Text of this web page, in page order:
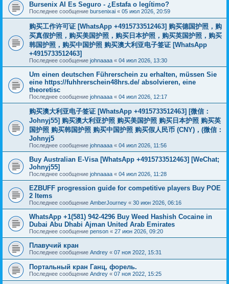
Bursenix AI Es Seguro - ¿Estafa o legítimo?
Последнее сообщение bursenixai « 05 июл 2026, 20:59
购买工作许可证 [WhatsApp +4915733512463] 购买德国护照，购
买真假护照，购买美国护照，购买日本护照，购买英国护照，购买
韩国护照，购买中国护照 购买澳大利亚电子签证 [WhatsApp
+4915733512463]
Последнее сообщение johnaaaa « 04 июл 2026, 13:30
Um einen deutschen Führerschein zu erhalten, müssen Sie
eine https://fuhhrerschein48hrs.de/ absolvieren, eine
theoretisc
Последнее сообщение johnaaaa « 04 июл 2026, 12:17
购买澳大利亚电子签证 [WhatsApp +4915733512463] [微信：
Johnyj55] 购买澳大利亚护照 购买美国护照 购买日本护照 购买英
国护照 购买韩国护照 购买中国护照 购买假人民币 (CNY)，(微信：
Johnyj5
Последнее сообщение johnaaaa « 04 июл 2026, 11:56
Buy Australian E-Visa [WhatsApp +4915733512463] [WeChat;
Johnyj55]
Последнее сообщение johnaaaa « 04 июл 2026, 11:28
EZBUFF progression guide for competitive players Buy POE
2 Items
Последнее сообщение AmberJourney « 30 июн 2026, 06:16
WhatsApp +1(581) 942-4296 Buy Weed Hashish Cocaine in
Dubai Abu Dhabi Ajman United Arab Emirates
Последнее сообщение penson « 27 июн 2026, 09:20
Плавучий кран
Последнее сообщение Andrey « 07 ноя 2022, 15:31
Портальный кран Ганц, форель.
Последнее сообщение Andrey « 07 ноя 2022, 15:25